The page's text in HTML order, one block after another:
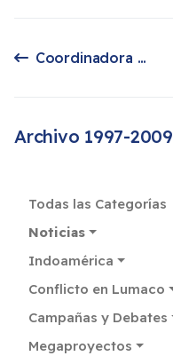
Coordinadora Arauco-Malleco pidió ocultar a mapuches buscados por policía
Archivo 1997-2009
Todas las Categorías
Noticias
Indoamérica
Conflicto en Lumaco
Campañas y Debates
Megaproyectos